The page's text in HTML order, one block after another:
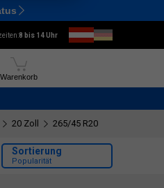
Ctrl M
8 bis 14 Uhr
Warenkorb
20 Zoll 265/45 R20
Sortierung
Popularität